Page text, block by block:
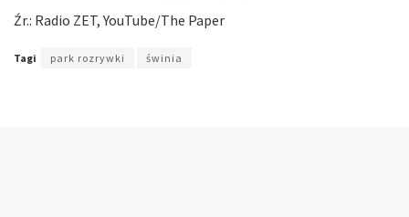
Źr.: Radio ZET, YouTube/The Paper
Tagi park rozrywki świnia